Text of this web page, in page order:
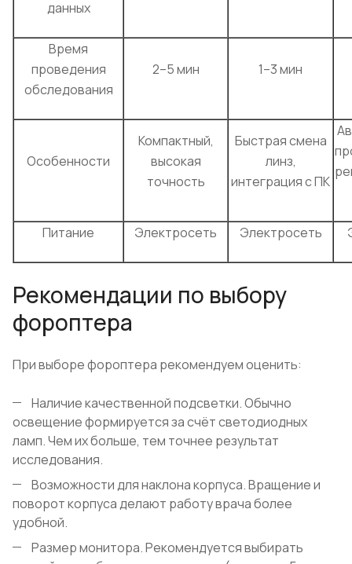
данных
Время
проведения
обследования
2–5 мин 1–3 мин
Особенности
Компактный,
высокая
точность
Быстрая смена
линз,
интеграция с ПК
Питание Электросеть Электросеть
Рекомендации по выбору
фороптера
При выборе фороптера рекомендуем оценить:
Наличие качественной подсветки. Обычно
освещение формируется за счёт светодиодных
ламп. Чем их больше, тем точнее результат
исследования.
Возможности для наклона корпуса. Вращение и
поворот корпуса делают работу врача более
удобной.
Размер монитора. Рекомендуется выбирать